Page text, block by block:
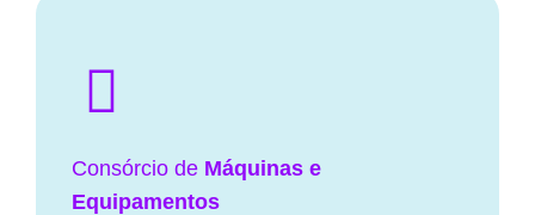
Consórcio de Máquinas e
Equipamentos